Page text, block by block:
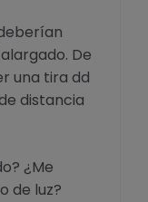
De
una tira dd
distancia
¿Me
de luz?